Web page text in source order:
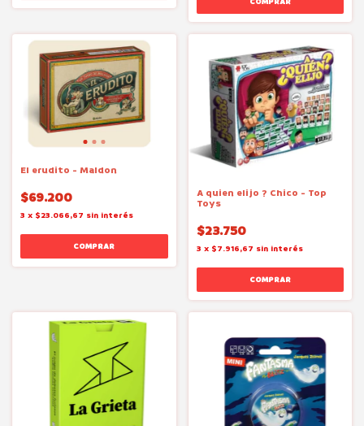
El erudito - Maldon
$69.200
3 x $23.066,67 sin interés
A quien elijo ? Chico - Top
Toys
$23.750
3 x $7.916,67 sin interés